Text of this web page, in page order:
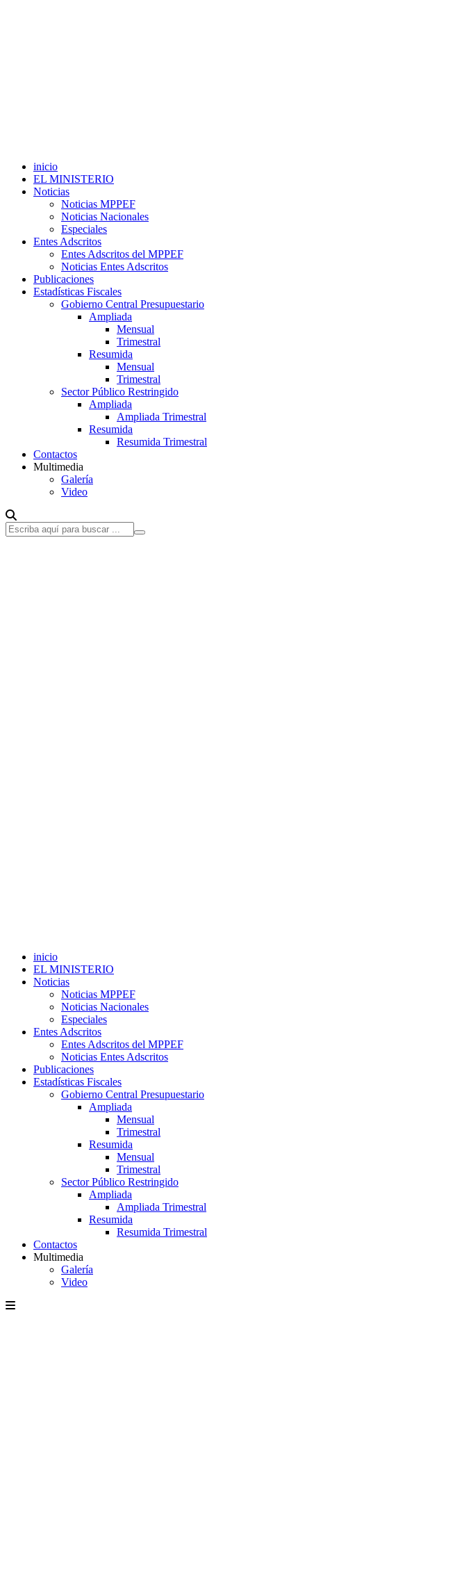
inicio
EL MINISTERIO
Noticias
Noticias MPPEF
Noticias Nacionales
Especiales
Entes Adscritos
Entes Adscritos del MPPEF
Noticias Entes Adscritos
Publicaciones
Estadísticas Fiscales
Gobierno Central Presupuestario
Ampliada
Mensual
Trimestral
Resumida
Mensual
Trimestral
Sector Público Restringido
Ampliada
Ampliada Trimestral
Resumida
Resumida Trimestral
Contactos
Multimedia
Galería
Video
inicio
EL MINISTERIO
Noticias
Noticias MPPEF
Noticias Nacionales
Especiales
Entes Adscritos
Entes Adscritos del MPPEF
Noticias Entes Adscritos
Publicaciones
Estadísticas Fiscales
Gobierno Central Presupuestario
Ampliada
Mensual
Trimestral
Resumida
Mensual
Trimestral
Sector Público Restringido
Ampliada
Ampliada Trimestral
Resumida
Resumida Trimestral
Contactos
Multimedia
Galería
Video